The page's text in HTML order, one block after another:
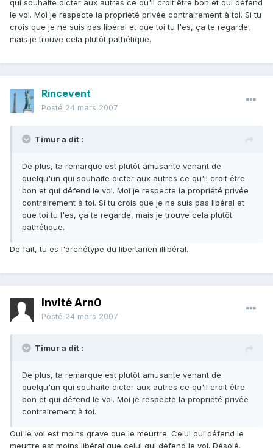
qui souhaite dicter aux autres ce qu'il croit être bon et qui défend
le vol. Moi je respecte la propriété privée contrairement à toi. Si tu
crois que je ne suis pas libéral et que toi tu l'es, ça te regarde,
mais je trouve cela plutôt pathétique.
Rincevent
Posté 24 mars 2007
Timur a dit :
De plus, ta remarque est plutôt amusante venant de
quelqu'un qui souhaite dicter aux autres ce qu'il croit être
bon et qui défend le vol. Moi je respecte la propriété privée
contrairement à toi. Si tu crois que je ne suis pas libéral et
que toi tu l'es, ça te regarde, mais je trouve cela plutôt
pathétique.
De fait, tu es l'archétype du libertarien illibéral.
Invité Arn0
Posté 24 mars 2007
Timur a dit :
De plus, ta remarque est plutôt amusante venant de
quelqu'un qui souhaite dicter aux autres ce qu'il croit être
bon et qui défend le vol. Moi je respecte la propriété privée
contrairement à toi.
Oui le vol est moins grave que le meurtre. Celui qui défend le
meurtre est moins libéral que celui qui défend le vol. Désolé.